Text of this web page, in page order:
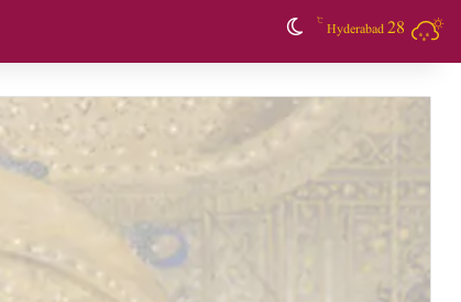
Hyderabad28
℃